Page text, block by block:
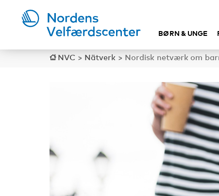
BØRN & UNGE
NVC > Nätverk > Nordisk netværk om